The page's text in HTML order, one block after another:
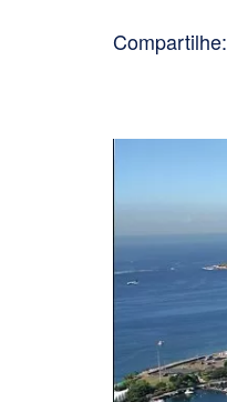
Compartilhe: